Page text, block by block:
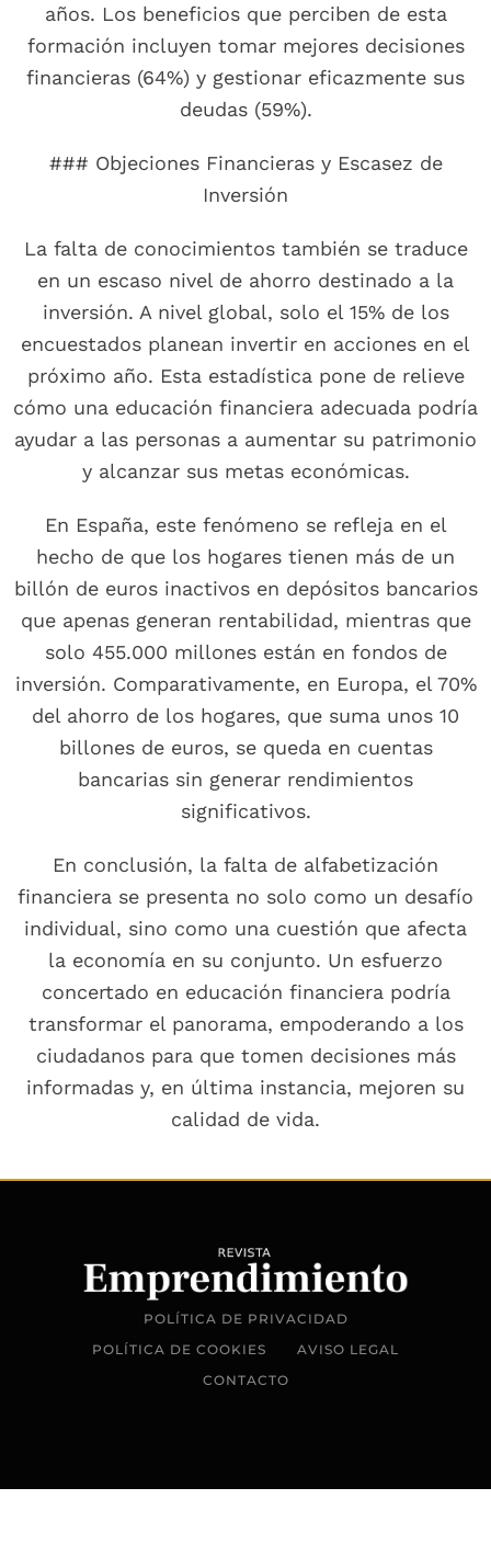
años. Los beneficios que perciben de esta
formación incluyen tomar mejores decisiones
financieras (64%) y gestionar eficazmente sus
deudas (59%).
### Objeciones Financieras y Escasez de
Inversión
La falta de conocimientos también se traduce
en un escaso nivel de ahorro destinado a la
inversión. A nivel global, solo el 15% de los
encuestados planean invertir en acciones en el
próximo año. Esta estadística pone de relieve
cómo una educación financiera adecuada podría
ayudar a las personas a aumentar su patrimonio
y alcanzar sus metas económicas.
En España, este fenómeno se refleja en el
hecho de que los hogares tienen más de un
billón de euros inactivos en depósitos bancarios
que apenas generan rentabilidad, mientras que
solo 455.000 millones están en fondos de
inversión. Comparativamente, en Europa, el 70%
del ahorro de los hogares, que suma unos 10
billones de euros, se queda en cuentas
bancarias sin generar rendimientos
significativos.
En conclusión, la falta de alfabetización
financiera se presenta no solo como un desafío
individual, sino como una cuestión que afecta
la economía en su conjunto. Un esfuerzo
concertado en educación financiera podría
transformar el panorama, empoderando a los
ciudadanos para que tomen decisiones más
informadas y, en última instancia, mejoren su
calidad de vida.
POLÍTICA DE PRIVACIDAD
POLÍTICA DE COOKIES
AVISO LEGAL
CONTACTO